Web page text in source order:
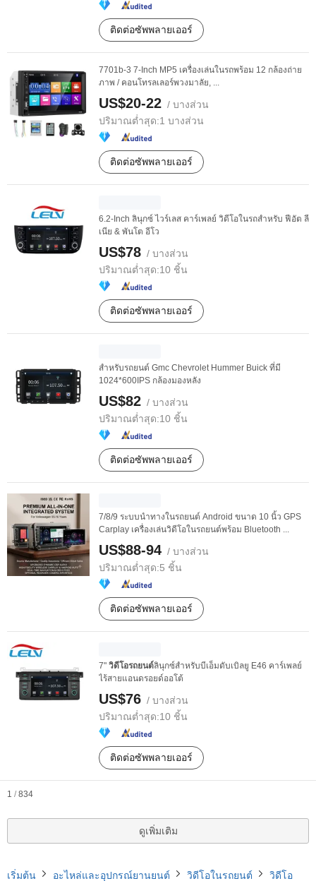
ติดต่อซัพพลายเออร์
7701b-3 7-Inch MP5 เครื่องเล่นในรถพร้อม 12 กล้องถ่าย
ภาพ / คอนโทรลเลอร์พวงมาลัย, ...
US$20-22 / บางส่วน
ปริมาณต่ำสุด:1 บางส่วน
ติดต่อซัพพลายเออร์
6.2-Inch ลินุกซ์ ไวร์เลส คาร์เพลย์ วิดีโอในรถสำหรับ ฟีอัต ลี
เนีย & พันโต อีโว
US$78 / บางส่วน
ปริมาณต่ำสุด:10 ชิ้น
ติดต่อซัพพลายเออร์
สำหรับรถยนต์ Gmc Chevrolet Hummer Buick ที่มี
1024*600IPS กล้องมองหลัง
US$82 / บางส่วน
ปริมาณต่ำสุด:10 ชิ้น
ติดต่อซัพพลายเออร์
7/8/9 ระบบนำทางในรถยนต์ Android ขนาด 10 นิ้ว GPS
Carplay เครื่องเล่นวิดีโอในรถยนต์พร้อม Bluetooth ...
US$88-94 / บางส่วน
ปริมาณต่ำสุด:5 ชิ้น
ติดต่อซัพพลายเออร์
7" วิดีโอรถยนต์ลินุกซ์สำหรับบีเอ็มดับเบิลยู E46 คาร์เพลย์
ไร้สายแอนดรอยด์ออโต้
US$76 / บางส่วน
ปริมาณต่ำสุด:10 ชิ้น
ติดต่อซัพพลายเออร์
1 / 834
ดูเพิ่มเติม
เริ่มต้น อะไหล่และอุปกรณ์ยานยนต์ วิดีโอในรถยนต์ วิดีโอ